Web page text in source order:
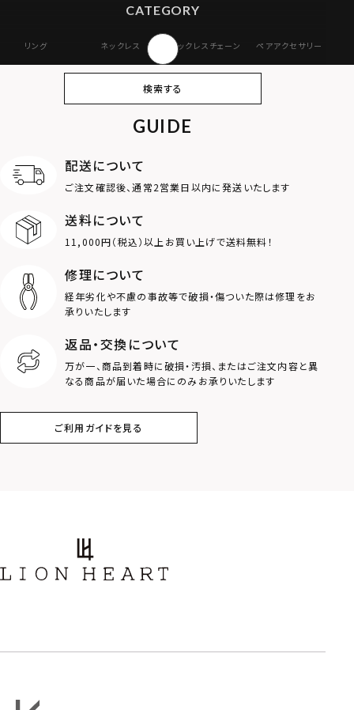
CATEGORY
リング ネックレス ネックレスチェーン ペアアクセサリー
オンラインストア
ギフトボックス
MOTIF
ダブルリング
ロゴ
クラウン
フラワー
検索する
GUIDE
配送について
ご注文確認後、通常2営業日以内に発送いたします
送料について
11,000円（税込）以上お買い上げで送料無料！
修理について
経年劣化や不慮の事故等で破損・傷ついた際は修理をお
承りいたします
返品・交換について
万が一、商品到着時に破損・汚損、またはご注文内容と異
なる商品が届いた場合にのみお承りいたします
ご利用ガイドを見る